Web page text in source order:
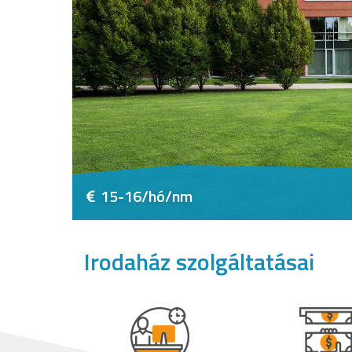
15-16/hó/nm
Irodaház szolgáltatásai